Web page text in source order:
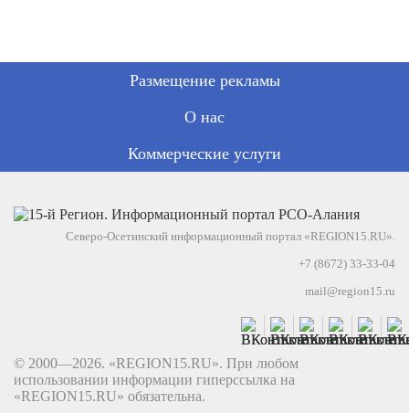
Размещение рекламы
О нас
Коммерческие услуги
Северо-Осетинский информационный портал «REGION15.RU».
+7 (8672) 33-33-04
mail@region15.ru
© 2000—2026. «REGION15.RU». При любом
использовании информации гиперссылка на
«REGION15.RU» обязательна.